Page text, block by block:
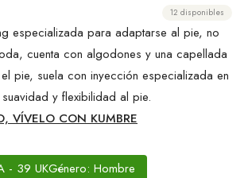
12 disponibles
especializada para adaptarse al pie, no
cuenta con algodones y una capellada
pie, suela con inyección especializada en
y flexibilidad al pie.
VÍVELO CON KUMBRE
- 39 UKGénero: Hombre